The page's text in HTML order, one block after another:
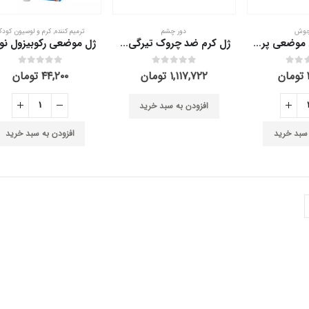
ژل ضد جوش موضعی پرودرما برای پوست چرب و جوش دار 20 میلی لیتر
تومان
سبد خرید
دور چشم
ژل کرم ضد چروک تیرگی دور چشم الارو 20 میلی لیتر
0
out of 5
۱,۱۱۷,۷۲۲ تومان
افزودن به سبد خرید
ترمیم کننده,کرم و لوسیون
0
out of 5
۴۴,۲۰۰ تومان
افزودن به سبد خرید